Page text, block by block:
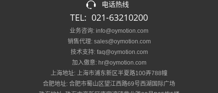
电话热线
TEL: 021-63210200
业务咨询: info@oymotion.com
销售代理: sales@oymotion.com
技术支持: faq@oymotion.com
加入傲意: hr@oymotion.com
上海地址: 上海市浦东新区半夏路100弄788幢
合肥地址: 合肥市蜀山区望江西路69号西湖国际广场